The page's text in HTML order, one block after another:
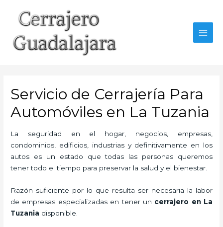
contenido
Servicio de Cerrajería Para
Automóviles en La Tuzania
La seguridad en el hogar, negocios, empresas,
condominios, edificios, industrias y definitivamente en los
autos es un estado que todas las personas queremos
tener todo el tiempo para preservar la salud y el bienestar.
Razón suficiente por lo que resulta ser necesaria la labor
de empresas especializadas en tener un cerrajero en La
Tuzania disponible.